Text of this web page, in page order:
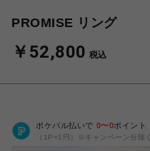
PROMISE リング
￥52,800 税込
ポケパル払いで 0〜0ポイント
（1P=1円）※キャンペーン分除く